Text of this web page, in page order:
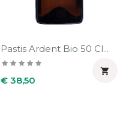
Pastis Ardent Bio 50 Cl...
Prijs
€ 38,50
